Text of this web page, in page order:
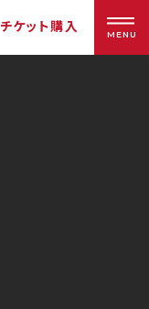
チケット購入 MENU